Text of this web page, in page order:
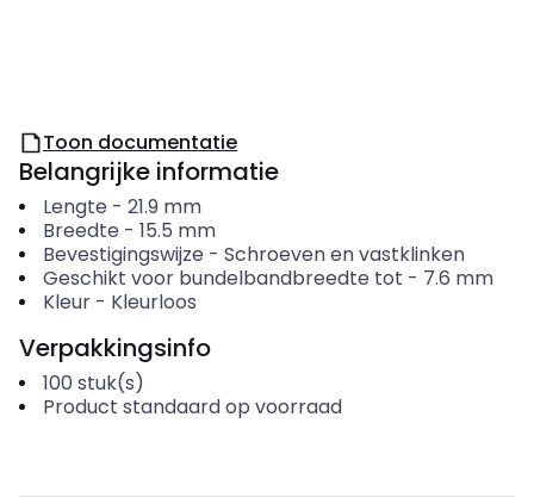
Toon documentatie
Belangrijke informatie
Lengte - 21.9 mm
Breedte - 15.5 mm
Bevestigingswijze - Schroeven en vastklinken
Geschikt voor bundelbandbreedte tot - 7.6 mm
Kleur- Kleurloos
Verpakkingsinfo
100 stuk(s)
Product standaard op voorraad